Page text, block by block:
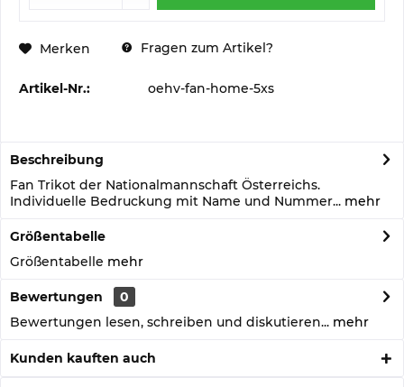
Merken Fragen zum Artikel?
Artikel-Nr.: oehv-fan-home-5xs
Beschreibung
Fan Trikot der Nationalmannschaft Österreichs.
Individuelle Bedruckung mit Name und Nummer... mehr
Größentabelle
Größentabelle mehr
Bewertungen
0
Bewertungen lesen, schreiben und diskutieren... mehr
Kunden kauften auch